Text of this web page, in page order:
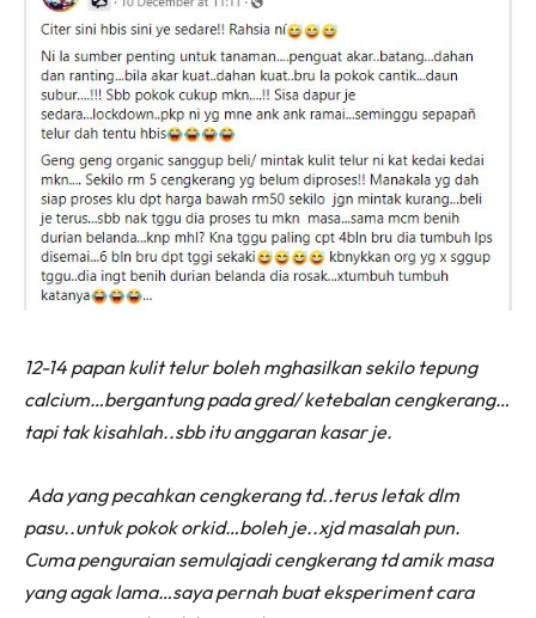
12-14 papan kulit telur boleh mghasilkan sekilo tepung
calcium…bergantung pada gred/ ketebalan cengkerang…
tapi tak kisahlah..sbb itu anggaran kasar je.
Ada yang pecahkan cengkerang td..terus letak dlm
pasu..untuk pokok orkid…boleh je..xjd masalah pun.
Cuma penguraian semulajadi cengkerang td amik masa
yang agak lama…saya pernah buat eksperiment cara